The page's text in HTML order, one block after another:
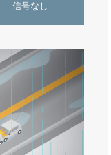
信号なし